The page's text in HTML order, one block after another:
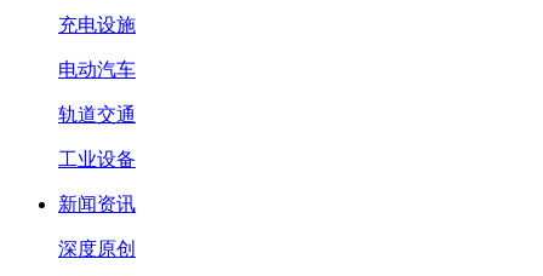
充电设施
电动汽车
轨道交通
工业设备
新闻资讯
深度原创